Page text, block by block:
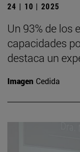
24 | 10 | 2025
Un 93% de los
capacidades
destaca un
Imagen Cedida